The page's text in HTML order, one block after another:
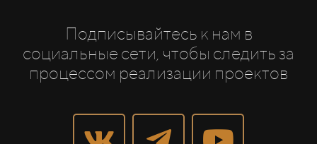
Подписывайтесь к нам в
социальные сети, чтобы следить за
процессом реализации проектов